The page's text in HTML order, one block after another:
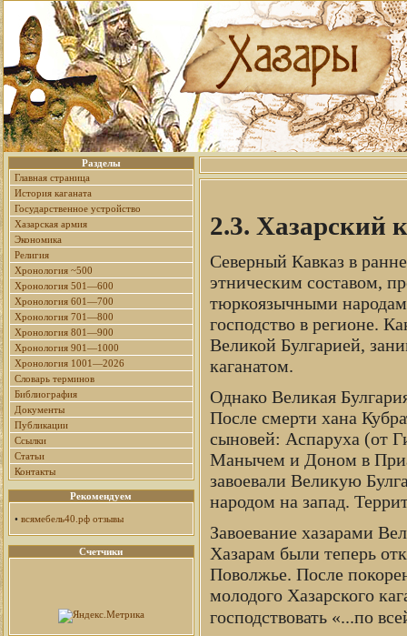
Разделы
Главная страница
История каганата
Государственное устройство
Хазарская армия
Экономика
Религия
Хронология ~500
Хронология 501—600
Хронология 601—700
Хронология 701—800
Хронология 801—900
Хронология 901—1000
Хронология 1001—2026
Словарь терминов
Библиография
Документы
Публикации
Ссылки
Статьи
Контакты
Рекомендуем
• всямебель40.рф отзывы
Счетчики
2.3. Хазарский
Северный Кавказ в
этническим составом,
тюркоязычными
господство в регионе.
Великой Булгарией,
каганатом.
Однако Великая
После смерти хана
сыновей: Аспаруха (от
Манычем и Доном в
завоевали Великую
народом на запад.
Завоевание хазарами
Хазарам были теперь
Поволжье. После
молодого Хазарского
господствовать «...по